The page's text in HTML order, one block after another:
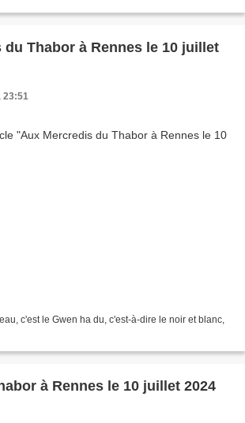
du Thabor à Rennes le 10 juillet
23:51
c'est le Gwen ha du, c'est-à-dire le noir et blanc,
à Rennes le 10 juillet 2024